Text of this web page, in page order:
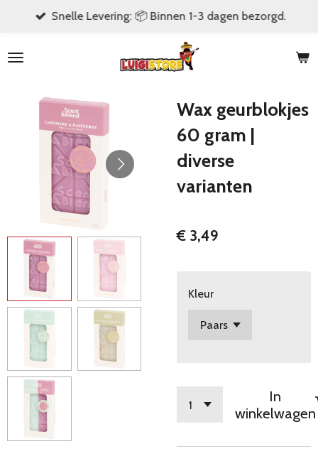
naar
hoofdinhoud
Snelle Levering: 📦 Binnen 1-3 dagen bezorgd.
Wax geurblokjes
60 gram |
diverse
varianten
€ 3,49
Kleur
In
winkelwagen